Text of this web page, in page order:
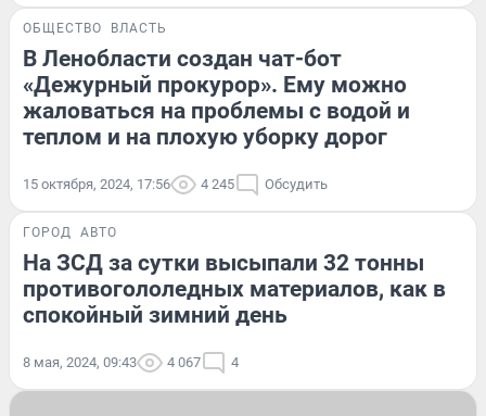
ОБЩЕСТВО ВЛАСТЬ
В Ленобласти создан чат-бот
«Дежурный прокурор». Ему можно
жаловаться на проблемы с водой и
теплом и на плохую уборку дорог
15 октября, 2024, 17:56 4 245 Обсудить
ГОРОД АВТО
На ЗСД за сутки высыпали 32 тонны
противогололедных материалов, как в
спокойный зимний день
8 мая, 2024, 09:43 4 067 4